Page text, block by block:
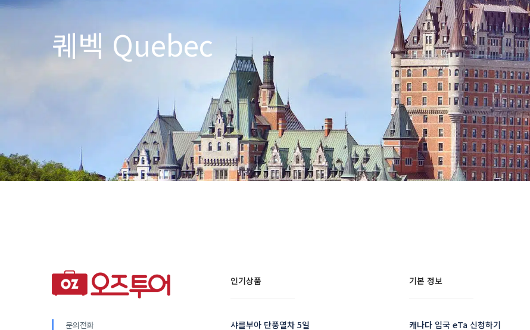
퀘벡 Quebec
문의전화
인기상품
샤를부아 단풍열차 5일
기본 정보
캐나다 입국 eTa 신청하기